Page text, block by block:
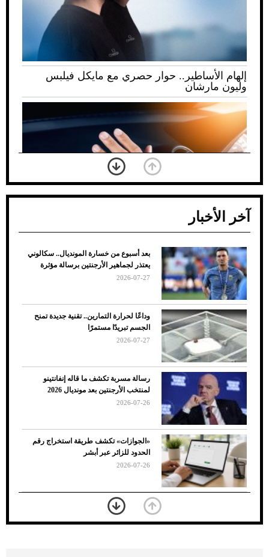
إلهام الأساطير.. حوار حصري مع مايكل فيلبس
وليون مارشان
ضعف تبريد مكيف السيارة عند الوقوف.. أشهر
الأسباب والحلول
7 نصائح لاختيار لون البنطلون المناسب للقميص
الأسود
آخر الأخبار
بعد أسبوع من خسارة المونديال.. سكالوني
يعتذر لجماهير الأرجنتين برسالة مؤثرة
2026-07-27
وداعًا لحرارة التمارين.. تقنية جديدة تمنح
الجسم تبريدًا مستمرًا
2026-07-27
رسالة مسربة تكشف ما قاله إنفانتينو
لمنتخب الأرجنتين بعد مونديال 2026
2026-07-26
«الجوازات» تكشف طريقة استخراج رقم
الحدود للزائر عبر أبشر
2026-07-26
بعد 7 أشهر من تعرضه لحادث مروع.. جوشوا
يفوز على برينغا بـ"الضربة القاضية" (فيديو)